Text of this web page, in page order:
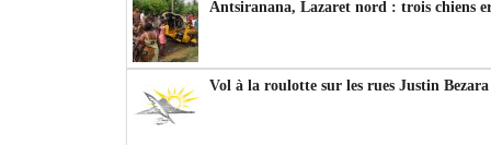
Antsiranana, Lazaret nord : trois chiens
Vol à la roulotte sur les rues Justin